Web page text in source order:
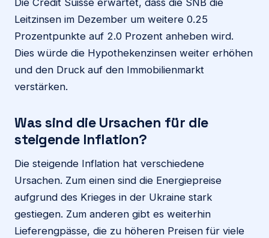
Die Credit Suisse erwartet, dass die SNB die
Leitzinsen im Dezember um weitere 0.25
Prozentpunkte auf 2.0 Prozent anheben wird.
Dies würde die Hypothekenzinsen weiter erhöhen
und den Druck auf den Immobilienmarkt
verstärken.
Was sind die Ursachen für die
steigende Inflation?
Die steigende Inflation hat verschiedene
Ursachen. Zum einen sind die Energiepreise
aufgrund des Krieges in der Ukraine stark
gestiegen. Zum anderen gibt es weiterhin
Lieferengpässe, die zu höheren Preisen für viele